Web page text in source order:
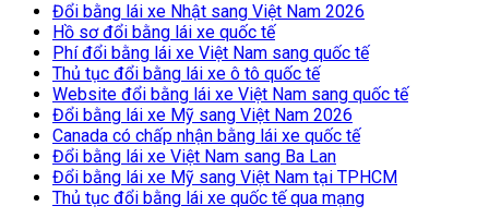
Đổi bằng lái xe Nhật sang Việt Nam 2026
Hồ sơ đổi bằng lái xe quốc tế
Phí đổi bằng lái xe Việt Nam sang quốc tế
Thủ tục đổi bằng lái xe ô tô quốc tế
Website đổi bằng lái xe Việt Nam sang quốc tế
Đổi bằng lái xe Mỹ sang Việt Nam 2026
Canada có chấp nhận bằng lái xe quốc tế
Đổi bằng lái xe Việt Nam sang Ba Lan
Đổi bằng lái xe Mỹ sang Việt Nam tại TPHCM
Thủ tục đổi bằng lái xe quốc tế qua mạng